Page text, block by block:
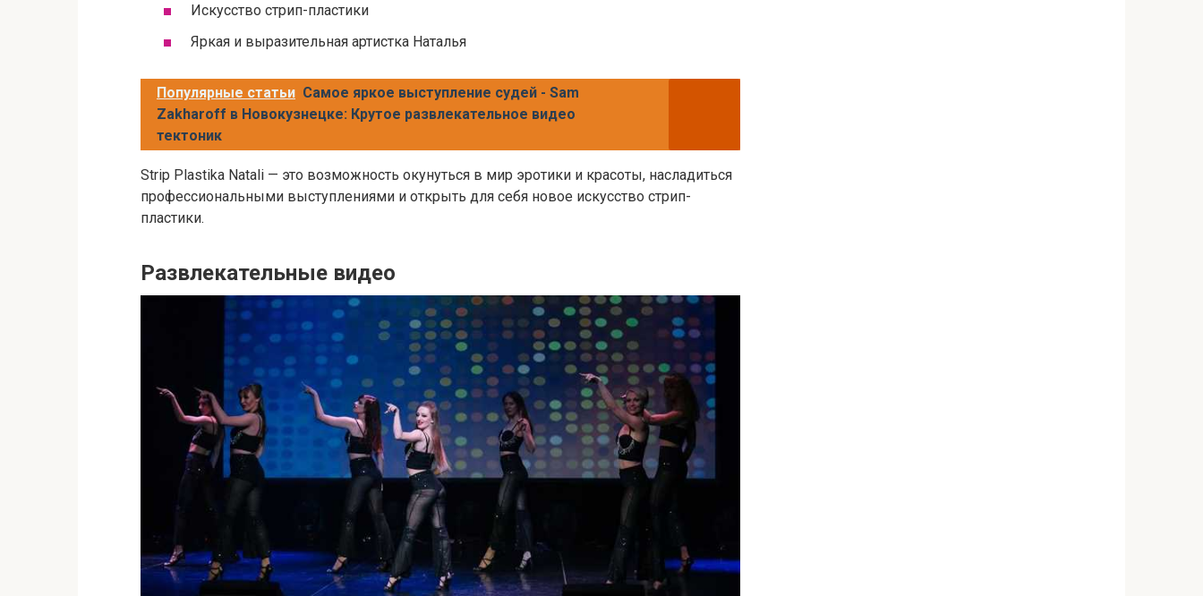
Искусство стрип-пластики
Яркая и выразительная артистка Наталья
Популярные статьи Самое яркое выступление судей - Sam
Zakharoff в Новокузнецке: Крутое развлекательное видео
тектоник
Strip Plastika Natali — это возможность окунуться в мир эротики и красоты, насладиться
профессиональными выступлениями и открыть для себя новое искусство стрип-
пластики.
Развлекательные видео